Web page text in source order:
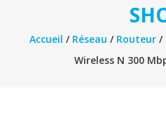
Accueil / Réseau / Routeur/
Wireless N 300